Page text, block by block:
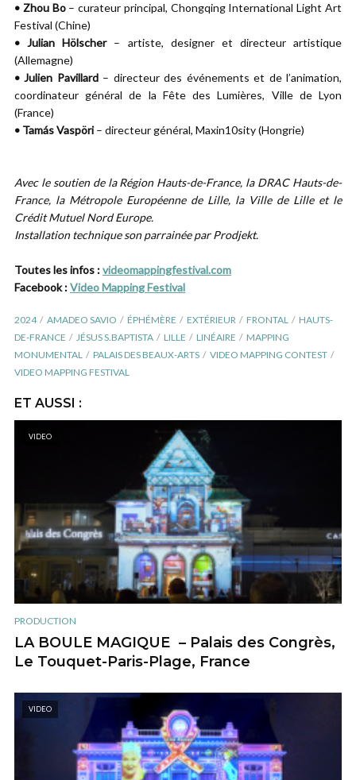
• Zhou Bo– curateur principal, Chongqing International Light Art
Festival (Chine)
• Julian Hölscher– artiste, designer et directeur artistique
(Allemagne)
• Julien Pavillard– directeur des événements et de l’animation,
coordinateur général de la Fête des Lumières, Ville de Lyon
(France)
• Tamás Vaspöri– directeur général, Maxin10sity (Hongrie)
Avec le soutien de la Région Hauts-de-France, la DRAC Hauts-de-
France, la Métropole Européenne de Lille, la Ville de Lille et le
Crédit Mutuel Nord Europe.
Installation technique son parrainée par Prodjekt.
Toutes les infos :videomappingfestival.com
Facebook :Video Mapping Festival
2024 AMADEO SAVIO ÉPHÉMÈRE EXTÉRIEUR FRONTAL
HAUTS-
DE-FRANCE
JÉSUS S.BAPTISTA LILLE LINÉAIRE
MAPPING
MONUMENTAL
PALAIS DES BEAUX-ARTS
VIDEO MAPPING CONTEST
VIDEO MAPPING FESTIVAL
ET AUSSI :
VIDEO
PRODUCTION
LA BOULE MAGIQUE – Palais des Congrès,
Le Touquet-Paris-Plage, France
VIDEO